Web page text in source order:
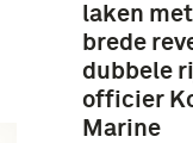
laken
brede
dubbele
officier
Marine